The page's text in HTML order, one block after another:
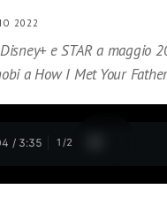
2022
e STAR a maggio
a How I Met Your
/ 3:35 1 /2